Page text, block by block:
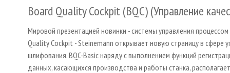
Board Quality Cockpit (BQC) (Управление
Мировой презентацией новинки - системы управления
Quality Cockpit - Steinemann открывает новую страницу в сфере
шлифования. BQC-Basic наряду с выполнением функций
данных, касающихся производства и работы станка,